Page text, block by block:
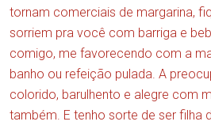
tornam comerciais de margarina,
sorriem pra você com barriga e
comigo, me favorecendo com a
banho ou refeição pulada. A
colorido, barulhento e alegre com
também. E tenho sorte de ser filha